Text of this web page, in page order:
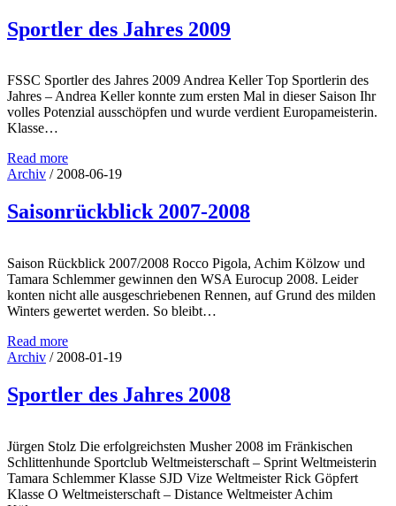
Sportler des Jahres 2009
FSSC Sportler des Jahres 2009 Andrea Keller Top Sportlerin des
Jahres – Andrea Keller konnte zum ersten Mal in dieser Saison Ihr
volles Potenzial ausschöpfen und wurde verdient Europameisterin.
Klasse…
Read more
Archiv / 2008-06-19
Saisonrückblick 2007-2008
Saison Rückblick 2007/2008 Rocco Pigola, Achim Kölzow und
Tamara Schlemmer gewinnen den WSA Eurocup 2008. Leider
konten nicht alle ausgeschriebenen Rennen, auf Grund des milden
Winters gewertet werden. So bleibt…
Read more
Archiv / 2008-01-19
Sportler des Jahres 2008
Jürgen Stolz Die erfolgreichsten Musher 2008 im Fränkischen
Schlittenhunde Sportclub Weltmeisterschaft – Sprint Weltmeisterin
Tamara Schlemmer Klasse SJD Vize Weltmeister Rick Göpfert
Klasse O Weltmeisterschaft – Distance Weltmeister Achim